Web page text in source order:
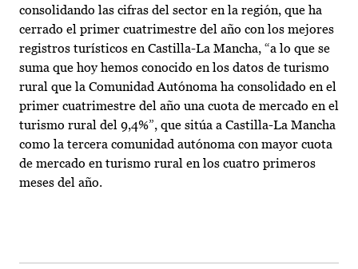
consolidando las cifras del sector en la región, que ha
cerrado el primer cuatrimestre del año con los mejores
registros turísticos en Castilla-La Mancha, “a lo que se
suma que hoy hemos conocido en los datos de turismo
rural que la Comunidad Autónoma ha consolidado en el
primer cuatrimestre del año una cuota de mercado en el
turismo rural del 9,4%”, que sitúa a Castilla-La Mancha
como la tercera comunidad autónoma con mayor cuota
de mercado en turismo rural en los cuatro primeros
meses del año.